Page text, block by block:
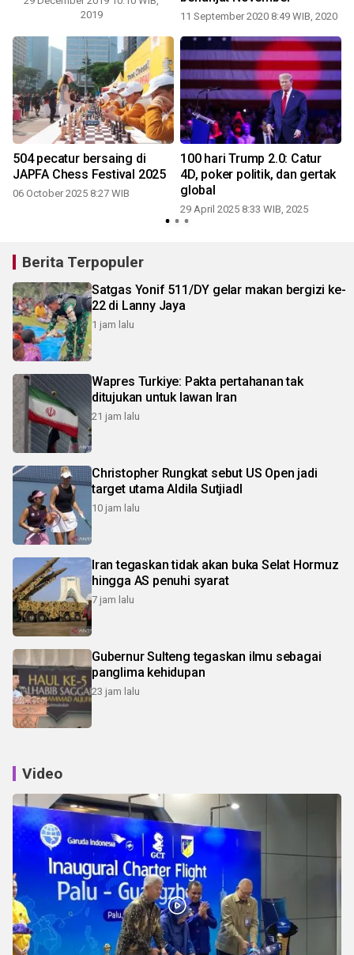
2019
11 September 2020 8:49 WIB, 2020
504 pecatur bersaing di
JAPFA Chess Festival 2025
06 October 2025 8:27 WIB
100 hari Trump 2.0: Catur
4D, poker politik, dan gertak
global
29 April 2025 8:33 WIB, 2025
Berita Terpopuler
Satgas Yonif 511/DY gelar makan bergizi ke-
22 di Lanny Jaya
1 jam lalu
Wapres Turkiye: Pakta pertahanan tak
ditujukan untuk lawan Iran
21 jam lalu
Christopher Rungkat sebut US Open jadi
target utama Aldila SutjiadI
10 jam lalu
Iran tegaskan tidak akan buka Selat Hormuz
hingga AS penuhi syarat
7 jam lalu
Gubernur Sulteng tegaskan ilmu sebagai
panglima kehidupan
23 jam lalu
Video